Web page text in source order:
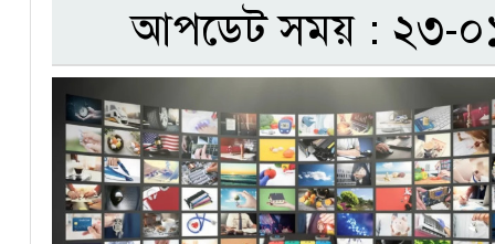
আপডেট সময় : ২৩-